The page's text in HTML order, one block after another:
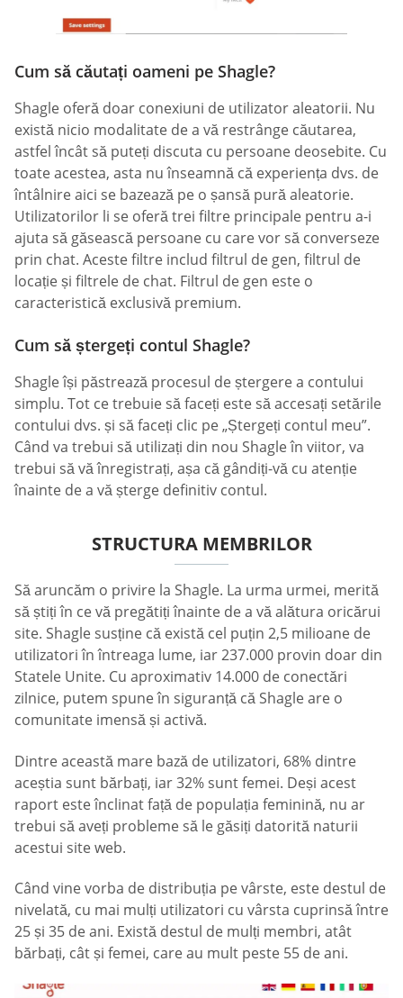
Cum să căutați oameni pe Shagle?
Shagle oferă doar conexiuni de utilizator aleatorii. Nu
există nicio modalitate de a vă restrânge căutarea,
astfel încât să puteți discuta cu persoane deosebite. Cu
toate acestea, asta nu înseamnă că experiența dvs. de
întâlnire aici se bazează pe o șansă pură aleatorie.
Utilizatorilor li se oferă trei filtre principale pentru a-i
ajuta să găsească persoane cu care vor să converseze
prin chat. Aceste filtre includ filtrul de gen, filtrul de
locație și filtrele de chat. Filtrul de gen este o
caracteristică exclusivă premium.
Cum să ștergeți contul Shagle?
Shagle își păstrează procesul de ștergere a contului
simplu. Tot ce trebuie să faceți este să accesați setările
contului dvs. și să faceți clic pe „Ștergeți contul meu”.
Când va trebui să utilizați din nou Shagle în viitor, va
trebui să vă înregistrați, așa că gândiți-vă cu atenție
înainte de a vă șterge definitiv contul.
STRUCTURA MEMBRILOR
Să aruncăm o privire la Shagle. La urma urmei, merită
să știți în ce vă pregătiți înainte de a vă alătura oricărui
site. Shagle susține că există cel puțin 2,5 milioane de
utilizatori în întreaga lume, iar 237.000 provin doar din
Statele Unite. Cu aproximativ 14.000 de conectări
zilnice, putem spune în siguranță că Shagle are o
comunitate imensă și activă.
Dintre această mare bază de utilizatori, 68% dintre
aceștia sunt bărbați, iar 32% sunt femei. Deși acest
raport este înclinat față de populația feminină, nu ar
trebui să aveți probleme să le găsiți datorită naturii
acestui site web.
Când vine vorba de distribuția pe vârste, este destul de
nivelată, cu mai mulți utilizatori cu vârsta cuprinsă între
25 și 35 de ani. Există destul de mulți membri, atât
bărbați, cât și femei, care au mult peste 55 de ani.